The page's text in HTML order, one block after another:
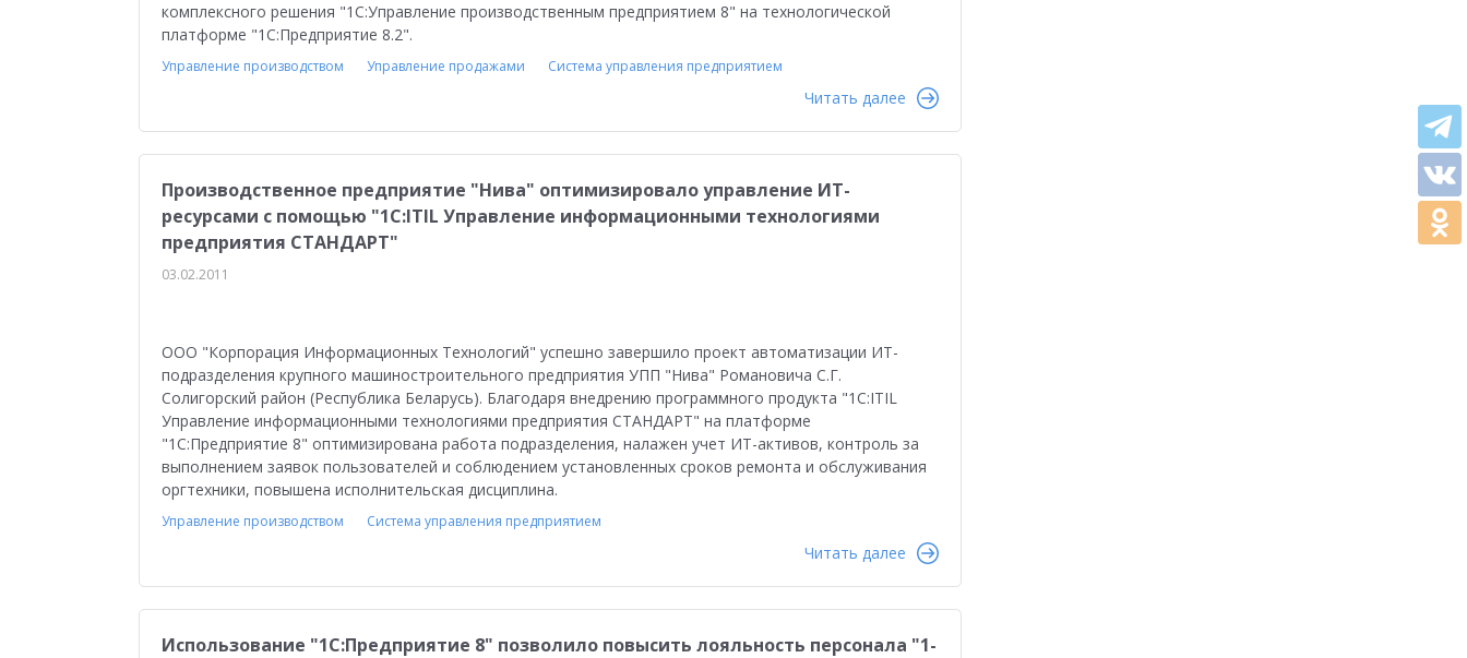
комплексного решения "1C:Управление производственным предприятием 8" на технологической
платформе "1С:Предприятие 8.2".
Управление производством Управление продажами Система управления предприятием
Читать далее
Производственное предприятие "Нива" оптимизировало управление ИТ-
ресурсами с помощью "1С:ITIL Управление информационными технологиями
предприятия СТАНДАРТ"
03.02.2011
ООО "Корпорация Информационных Технологий" успешно завершило проект автоматизации ИТ-
подразделения крупного машиностроительного предприятия УПП "Нива" Романовича С.Г.
Солигорский район (Республика Беларусь). Благодаря внедрению программного продукта "1С:ITIL
Управление информационными технологиями предприятия СТАНДАРТ" на платформе
"1С:Предприятие 8" оптимизирована работа подразделения, налажен учет ИТ-активов, контроль за
выполнением заявок пользователей и соблюдением установленных сроков ремонта и обслуживания
оргтехники, повышена исполнительская дисциплина.
Управление производством Система управления предприятием
Читать далее
Использование "1С:Предприятие 8" позволило повысить лояльность персонала "1-